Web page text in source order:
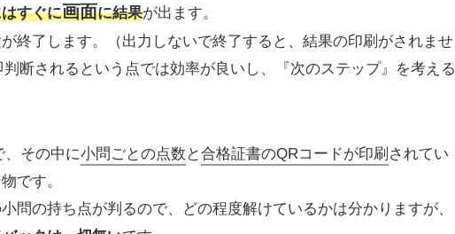
すぐに画面に結果が出ます。
終了します。（出力しないで終了すると、結果の印刷がされませ
断されるという点では効率が良いし、『次のステップ』を考える
、その中に小問ごとの点数 と合格証書のQRコードが印刷 されてい
です。
問の持ち点が判るので、どの程度解けているかは分かりますが、